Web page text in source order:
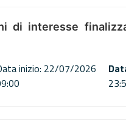
di interesse
inizio: 22/07/2026